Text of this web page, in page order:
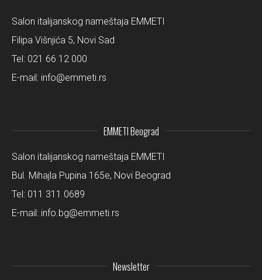
Salon italijanskog nameštaja EMMETI
Filipa Višnjića 5, Novi Sad
Tel: 021 66 12 000
E-mail: info@emmeti.rs
EMMETI Beograd
Salon italijanskog nameštaja EMMETI
Bul. Mihajla Pupina 165e, Novi Beograd
Tel: 011 311 0689
E-mail: info.bg@emmeti.rs
Newsletter